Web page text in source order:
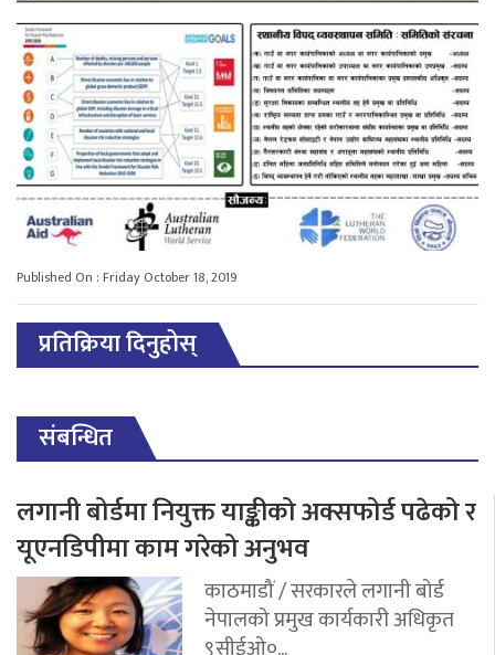
Published On : Friday October 18, 2019
प्रतिक्रिया दिनुहोस्
संबन्धित
लगानी बोर्डमा नियुक्त याङ्कीको अक्सफोर्ड पढेको र
यूएनडिपीमा काम गरेको अनुभव
काठमाडौं / सरकारले लगानी बोर्ड
नेपालको प्रमुख कार्यकारी अधिकृत